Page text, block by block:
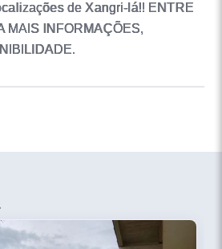
de Xangri-lá!! ENTRE
MAIS INFORMAÇÕES,